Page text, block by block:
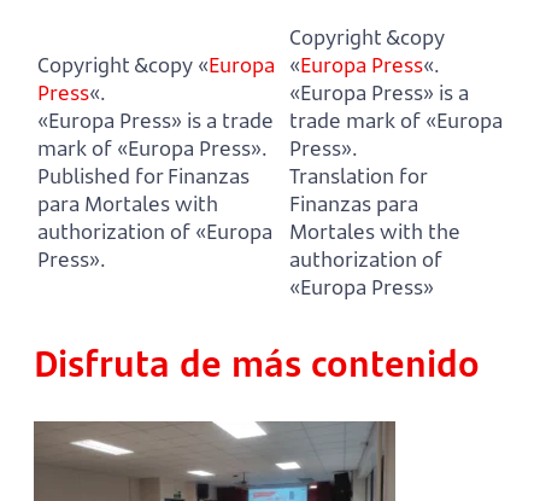
Copyright &copy «Europa
Press«.
«Europa Press» is a trade
mark of «Europa Press».
Published for Finanzas
para Mortales with
authorization of «Europa
Press».
Copyright &copy
«Europa Press«.
«Europa Press» is a
trade mark of «Europa
Press».
Translation for
Finanzas para
Mortales with the
authorization of
«Europa Press»
Disfruta de más contenido